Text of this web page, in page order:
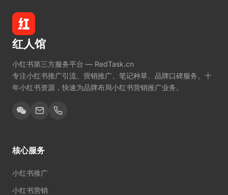
红人馆
小红书第三方服务平台 — RedTask.cn
专注小红书推广引流、营销推广、笔记种草、品牌口碑服务。十
年小红书资源，快速为品牌布局小红书营销推广业务。
核心服务
小红书推广
小红书营销